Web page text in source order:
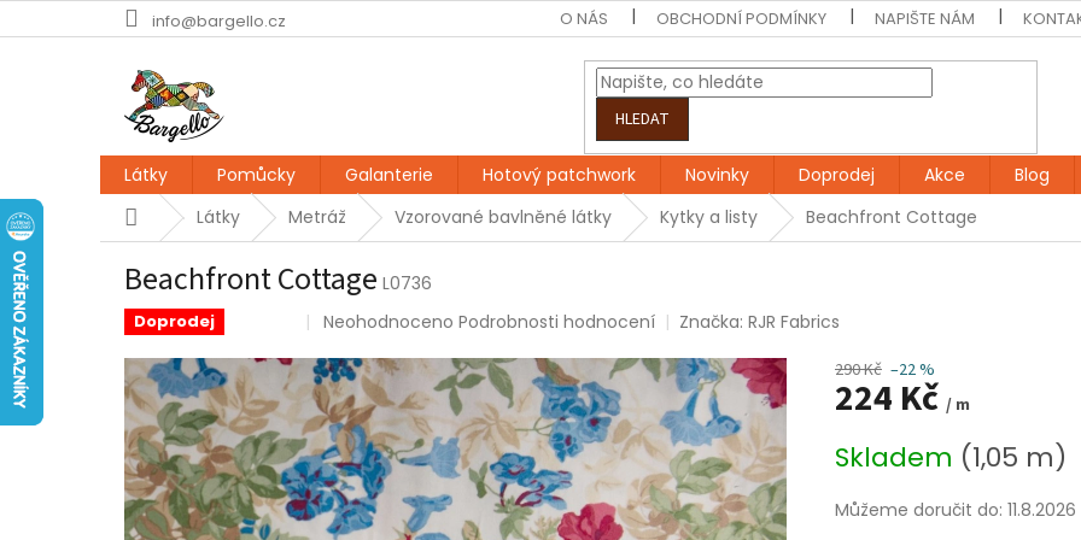
na
info@bargello.cz O NÁS OBCHODNÍ PODMÍNKY NAPIŠTE NÁM
HLEDAT
Látky Pomůcky Galanterie Hotový patchwork Novinky Doprodej Akce Blog
DomůLátky Metráž Vzorované bavlněné látky Kytky a listy Beachfront Cottage
Beachfront Cottage L0736
Doprodej
Průměrné
produktu
je
0,0
z
5
hvězdiček.
Neohodnoceno Podrobnosti hodnocení Značka: RJR Fabrics
290 Kč –22 %
224 Kč / m
cena:
Skladem (1,05 m)
Můžeme doručit do: 11.8.2026